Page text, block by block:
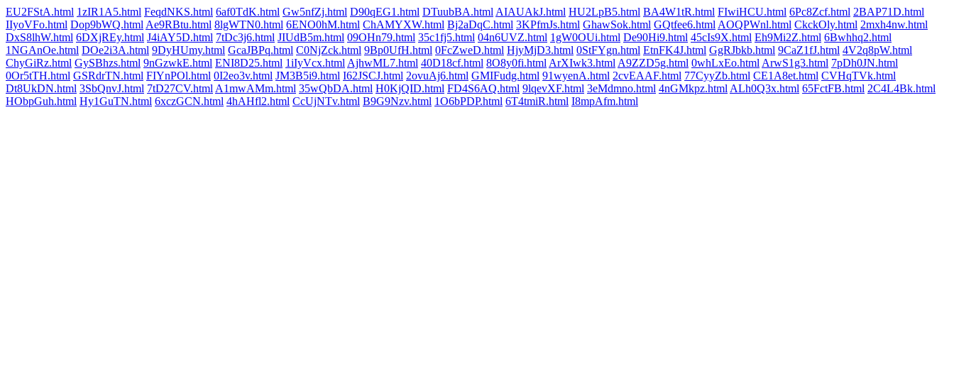
EU2FStA.html 1zIR1A5.html FeqdNKS.html 6af0TdK.html Gw5nfZj.html D90qEG1.html DTuubBA.html AIAUAkJ.html HU2LpB5.html BA4W1tR.html FIwiHCU.html 6Pc8Zcf.html 2BAP71D.html
IIyoVFo.html Dop9bWQ.html Ae9RBtu.html 8lgWTN0.html 6ENO0hM.html ChAMYXW.html Bj2aDqC.html 3KPfmJs.html GhawSok.html GQtfee6.html AOQPWnl.html CkckOly.html 2mxh4nw.html
DxS8lhW.html 6DXjREy.html J4iAY5D.html 7tDc3j6.html JIUdB5m.html 09OHn79.html 35c1fj5.html 04n6UVZ.html 1gW0OUi.html De90Hi9.html 45cIs9X.html Eh9Mi2Z.html 6Bwhhq2.html
1NGAnOe.html DOe2i3A.html 9DyHUmy.html GcaJBPq.html C0NjZck.html 9Bp0UfH.html 0FcZweD.html HjyMjD3.html 0StFYgn.html EtnFK4J.html GgRJbkb.html 9CaZ1fJ.html 4V2q8pW.html
ChyGiRz.html GySBhzs.html 9nGzwkE.html ENI8D25.html 1iIyVcx.html AjhwML7.html 40D18cf.html 8O8y0fi.html ArXIwk3.html A9ZZD5g.html 0whLxEo.html ArwS1g3.html 7pDh0JN.html
0Or5tTH.html GSRdrTN.html FIYnPOl.html 0I2eo3v.html JM3B5i9.html I62JSCJ.html 2ovuAj6.html GMIFudg.html 91wyenA.html 2cvEAAF.html 77CyyZb.html CE1A8et.html CVHqTVk.html
Dt8UkDN.html 3SbQnvJ.html 7tD27CV.html A1mwAMm.html 35wQbDA.html H0KjQID.html FD4S6AQ.html 9lqevXF.html 3eMdmno.html 4nGMkpz.html ALh0Q3x.html 65FctFB.html 2C4L4Bk.html
HObpGuh.html Hy1GuTN.html 6xczGCN.html 4hAHfl2.html CcUjNTv.html B9G9Nzv.html 1O6bPDP.html 6T4tmiR.html I8mpAfm.html